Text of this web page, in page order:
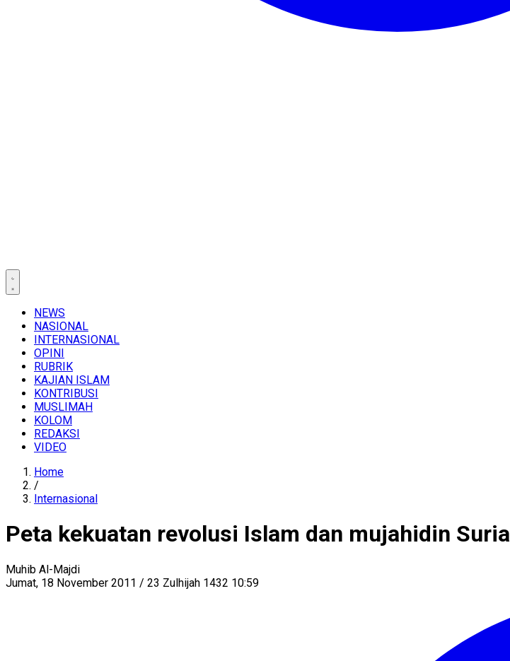
NEWS
NASIONAL
INTERNASIONAL
OPINI
RUBRIK
KAJIAN ISLAM
KONTRIBUSI
MUSLIMAH
KOLOM
REDAKSI
VIDEO
Home
/
Internasional
Peta kekuatan revolusi Islam dan mujahidin
Muhib Al-Majdi
Jumat, 18 November 2011 / 23 Zulhijah 1432 10:59